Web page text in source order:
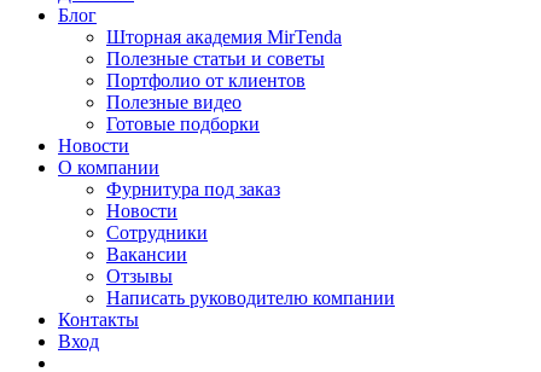
Блог
Шторная академия MirTenda
Полезные статьи и советы
Портфолио от клиентов
Полезные видео
Готовые подборки
Новости
О компании
Фурнитура под заказ
Новости
Сотрудники
Вакансии
Отзывы
Написать руководителю компании
Контакты
Вход